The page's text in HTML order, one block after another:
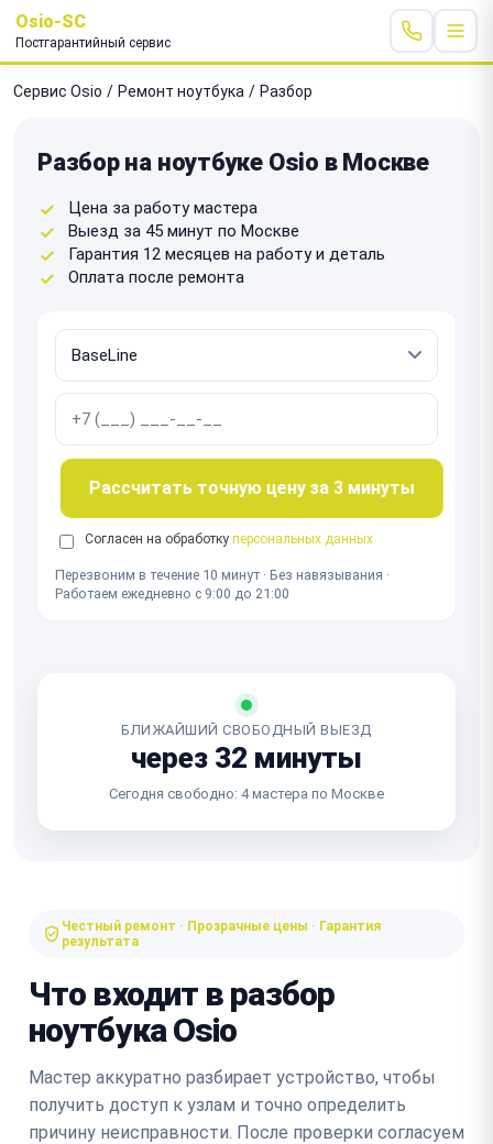
Osio-SC
Постгарантийный сервис
Сервис Osio / Ремонт ноутбука / Разбор
Разбор на ноутбуке Osio в Москве
Цена за работу мастера
Выезд за 45 минут по Москве
Гарантия 12 месяцев на работу и деталь
Оплата после ремонта
Рассчитать точную цену за 3 минуты
Согласен на обработку персональных данных
Перезвоним в течение 10 минут · Без навязывания ·
Работаем ежедневно с 9:00 до 21:00
БЛИЖАЙШИЙ СВОБОДНЫЙ ВЫЕЗД
через 32 минуты
Сегодня свободно: 4 мастера по Москве
Честный ремонт · Прозрачные цены · Гарантия
результата
Что входит в разбор
ноутбука Osio
Мастер аккуратно разбирает устройство, чтобы
получить доступ к узлам и точно определить
причину неисправности. После проверки согласуем